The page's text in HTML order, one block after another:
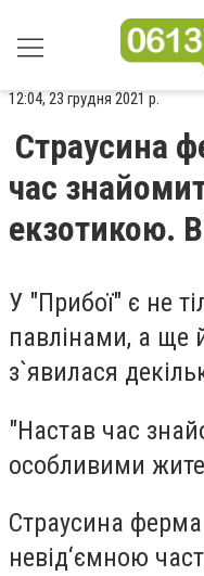
12:04, 23 грудня 2021 р.
Страусина
час
екзотикою.
У "Прибої" є не
павлінами, а ще
з`явилася
"Настав час
особливими
Страусина ферма
невід‘ємною